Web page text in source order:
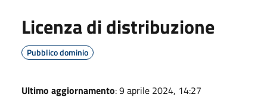
Licenza di distribuzione
Pubblico dominio
Ultimo aggiornamento: 9 aprile 2024, 14:27